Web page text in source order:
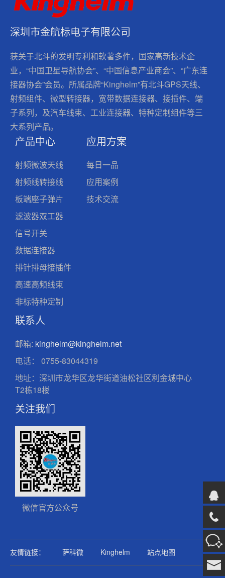
深圳市金航标电子有限公司
获关于北斗的发明专利和软著多件，国家高新技术企
业，“中国卫星导航协会”、“中国信息产业商会”、“广东连
接器协会”会员。所属品牌“Kinghelm”有北斗GPS天线、
射频组件、微型转接器，宽带数据连接器、接插件、端
子系列，及汽车线束、工业连接器、特种定制组件等三
大系列产品。
产品中心
射频微波天线
射频线转接线
板端座子弹片
滤波器双工器
信号开关
数据连接器
排针排母接插件
高速高频线束
非标特种定制
应用方案
每日一品
应用案例
技术交流
联系人
邮箱: kinghelm@kinghelm.net
电话：
0755-83044319
地址：深圳市龙华区龙华街道油松社区利金城中心
T2栋18楼
关注我们
微信官方公众号
友情链接： 萨科微 Kinghelm 站点地图